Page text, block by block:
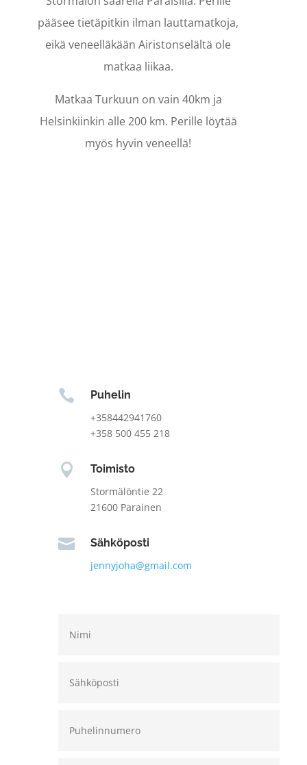
pääsee tietäpitkin ilman lauttamatkoja,
eikä veneelläkään Airistonselältä ole
matkaa liikaa.
Matkaa Turkuun on vain 40km ja
Helsinkiinkin alle 200 km. Perille löytää
myös hyvin veneellä!

Puhelin
+358442941760
+358 500 455 218

Toimisto
Stormälöntie 22
21600 Parainen

Sähköposti
jennyjoha@gmail.com